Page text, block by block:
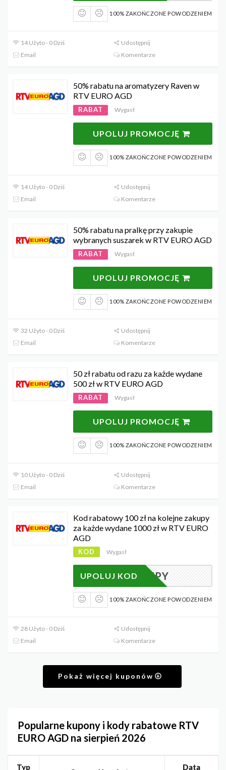
100% ZAKOŃCZONE POWODZENIEM
14 Użyto - 0 Dziś
Udostępnij
Email
Komentarze
50% rabatu na aromatyzery Raven w
RTV EURO AGD
RABAT Wygasł
UPOLUJ PROMOCJĘ
100% ZAKOŃCZONE POWODZENIEM
14 Użyto - 0 Dziś
Udostępnij
Email
Komentarze
50% rabatu na pralkę przy zakupie
wybranych suszarek w RTV EURO AGD
RABAT Wygasł
UPOLUJ PROMOCJĘ
100% ZAKOŃCZONE POWODZENIEM
32 Użyto - 0 Dziś
Udostępnij
Email
Komentarze
50 zł rabatu od razu za każde wydane
500 zł w RTV EURO AGD
RABAT Wygasł
UPOLUJ PROMOCJĘ
100% ZAKOŃCZONE POWODZENIEM
10 Użyto - 0 Dziś
Udostępnij
Email
Komentarze
Kod rabatowy 100 zł na kolejne zakupy
za każde wydane 1000 zł w RTV EURO
AGD
KOD Wygasł
E ZAKUPY
UPOLUJ KOD
100% ZAKOŃCZONE POWODZENIEM
28 Użyto - 0 Dziś
Udostępnij
Email
Komentarze
Pokaż więcej kuponów
Popularne kupony i kody rabatowe RTV
EURO AGD na sierpień 2026
Typ Data